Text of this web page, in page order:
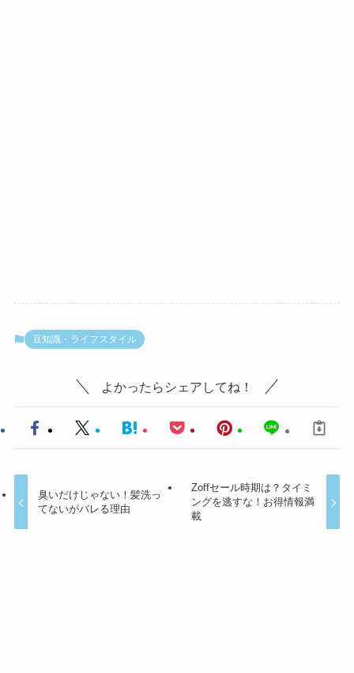
豆知識・ライフスタイル
よかったらシェアしてね！
臭いだけじゃない！髪洗っ
てないがバレる理由
Zoffセール時期は？タイミ
ングを逃すな！お得情報満
載